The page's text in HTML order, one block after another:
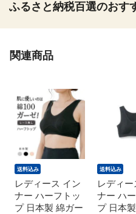
ふるさと納税百選のおす
関連商品
送料込み
レディース イン
ナー ハーフトッ
プ 日本製 綿ガー
送料込み
レディー
ナー ハ
プ 日本